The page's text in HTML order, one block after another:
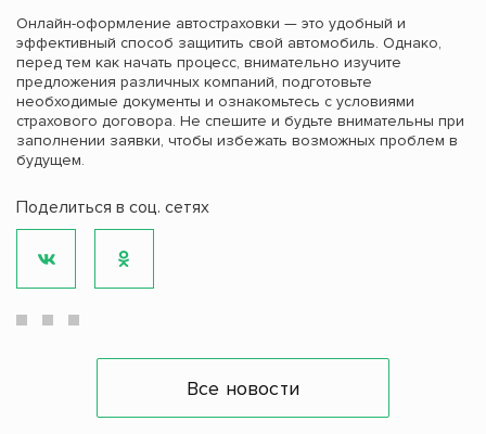
Онлайн-оформление автостраховки — это удобный и
эффективный способ защитить свой автомобиль. Однако,
перед тем как начать процесс, внимательно изучите
предложения различных компаний, подготовьте
необходимые документы и ознакомьтесь с условиями
страхового договора. Не спешите и будьте внимательны при
заполнении заявки, чтобы избежать возможных проблем в
будущем.
Поделиться в соц. сетях
Все новости